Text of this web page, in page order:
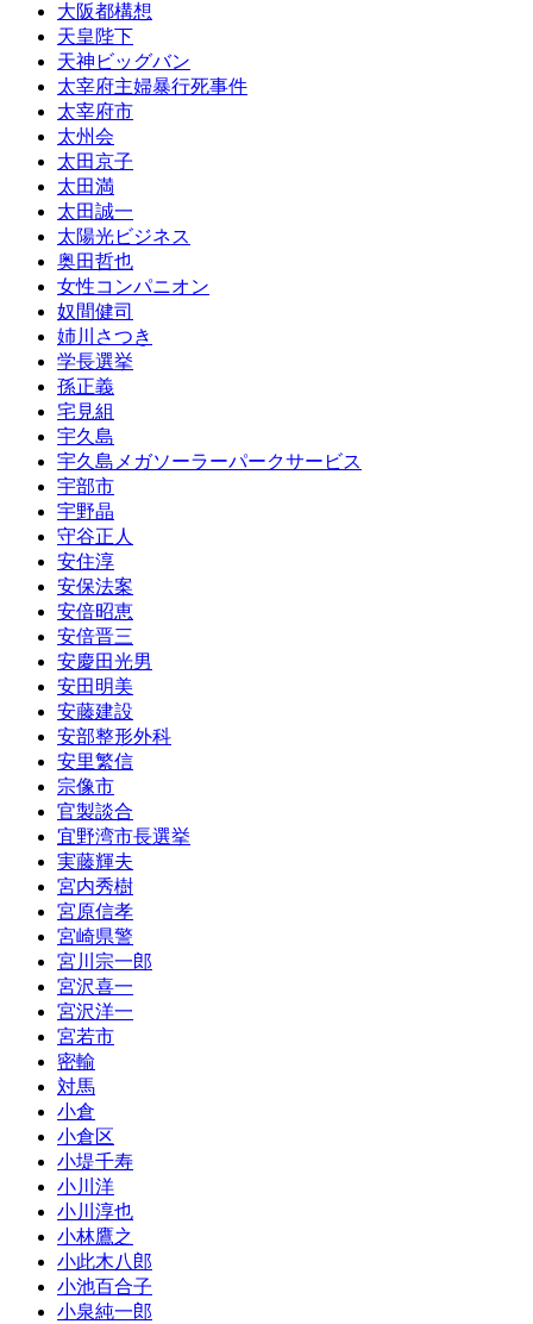
大阪都構想
天皇陛下
天神ビッグバン
太宰府主婦暴行死事件
太宰府市
太州会
太田京子
太田満
太田誠一
太陽光ビジネス
奥田哲也
女性コンパニオン
奴間健司
姉川さつき
学長選挙
孫正義
宅見組
宇久島
宇久島メガソーラーパークサービス
宇部市
宇野晶
守谷正人
安住淳
安保法案
安倍昭恵
安倍晋三
安慶田光男
安田明美
安藤建設
安部整形外科
安里繁信
宗像市
官製談合
宜野湾市長選挙
実藤輝夫
宮内秀樹
宮原信孝
宮崎県警
宮川宗一郎
宮沢喜一
宮沢洋一
宮若市
密輸
対馬
小倉
小倉区
小堤千寿
小川洋
小川淳也
小林鷹之
小此木八郎
小池百合子
小泉純一郎